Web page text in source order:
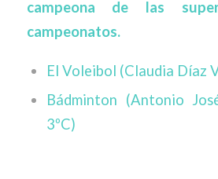
campeona de las
campeonatos.
El Voleibol (Claudia Díaz
Bádminton (Antonio
3ºC)